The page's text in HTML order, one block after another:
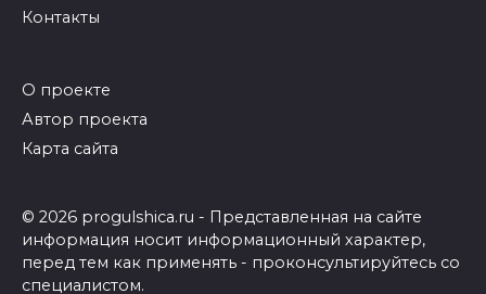
Контакты
О проекте
Автор проекта
Карта сайта
© 2026 progulshica.ru - Представленная на сайте
информация носит информационный характер,
перед тем как применять - проконсультируйтесь со
специалистом.